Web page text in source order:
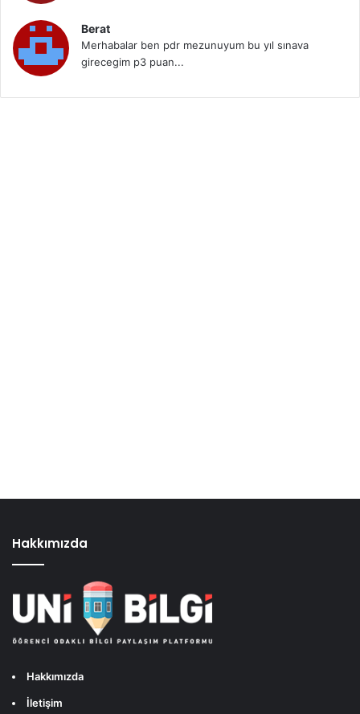
Berat
Merhabalar ben pdr mezunuyum bu yıl sınava
girecegim p3 puan...
Hakkımızda
Hakkımızda
İletişim